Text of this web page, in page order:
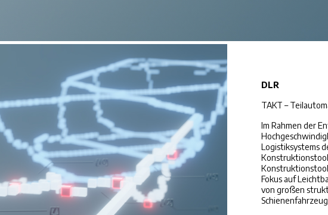
DLR
TAKT –
Im Rahmen der
Logistiksystems
Fokus auf
von großen